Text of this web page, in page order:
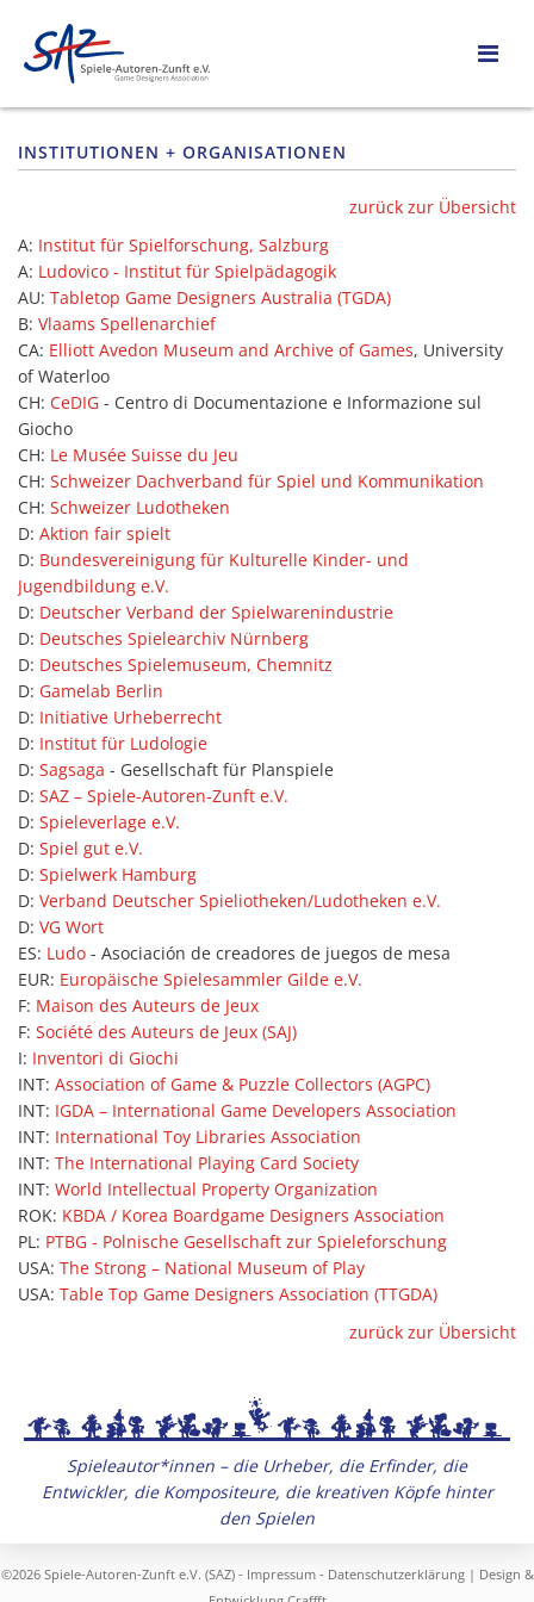
INSTITUTIONEN + ORGANISATIONEN
zurück zur Übersicht
A: Institut für Spielforschung, Salzburg
A: Ludovico - Institut für Spielpädagogik
AU: Tabletop Game Designers Australia (TGDA)
B: Vlaams Spellenarchief
CA: Elliott Avedon Museum and Archive of Games, University
of Waterloo
CH: CeDIG - Centro di Documentazione e Informazione sul
Giocho
CH: Le Musée Suisse du Jeu
CH: Schweizer Dachverband für Spiel und Kommunikation
CH: Schweizer Ludotheken
D: Aktion fair spielt
D: Bundesvereinigung für Kulturelle Kinder- und
Jugendbildung e.V.
D: Deutscher Verband der Spielwarenindustrie
D: Deutsches Spielearchiv Nürnberg
D: Deutsches Spielemuseum, Chemnitz
D: Gamelab Berlin
D: Initiative Urheberrecht
D: Institut für Ludologie
D: Sagsaga - Gesellschaft für Planspiele
D: SAZ – Spiele-Autoren-Zunft e.V.
D: Spieleverlage e.V.
D: Spiel gut e.V.
D: Spielwerk Hamburg
D: Verband Deutscher Spieliotheken/Ludotheken e.V.
D: VG Wort
ES: Ludo - Asociación de creadores de juegos de mesa
EUR: Europäische Spielesammler Gilde e.V.
F: Maison des Auteurs de Jeux
F: Société des Auteurs de Jeux (SAJ)
I: Inventori di Giochi
INT: Association of Game & Puzzle Collectors (AGPC)
INT: IGDA – International Game Developers Association
INT: International Toy Libraries Association
INT: The International Playing Card Society
INT: World Intellectual Property Organization
ROK: KBDA / Korea Boardgame Designers Association
PL: PTBG - Polnische Gesellschaft zur Spieleforschung
USA: The Strong – National Museum of Play
USA: Table Top Game Designers Association (TTGDA)
zurück zur Übersicht
Spieleautor*innen – die Urheber, die Erfinder, die
Entwickler, die Kompositeure, die kreativen Köpfe hinter
den Spielen
©2026 Spiele-Autoren-Zunft e.V. (SAZ) - Impressum- Datenschutzerklärung| Design &